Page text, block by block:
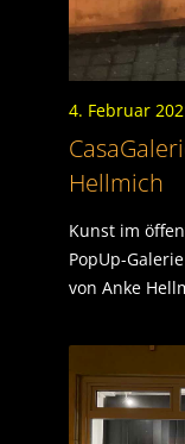
4. Februar
Hellmich
Kunst im
PopUp-
von Anke